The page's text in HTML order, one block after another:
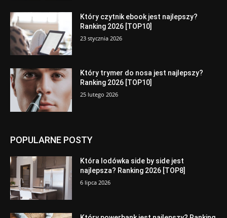
Który czytnik ebook jest najlepszy?
Ranking 2026 [TOP10]
23 stycznia 2026
Który trymer do nosa jest najlepszy?
Ranking 2026 [TOP10]
25 lutego 2026
POPULARNE POSTY
Która lodówka side by side jest
najlepsza? Ranking 2026 [TOP8]
6 lipca 2026